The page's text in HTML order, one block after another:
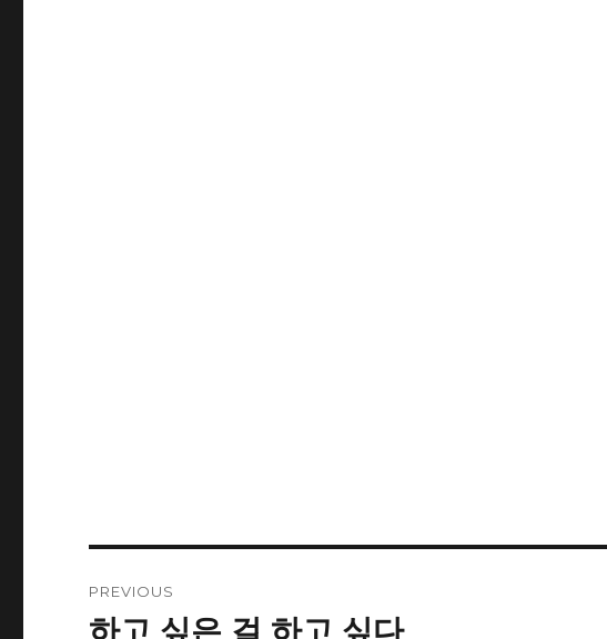
navigation
PREVIOUS
Previous
하고 싶은 걸 하고 싶다